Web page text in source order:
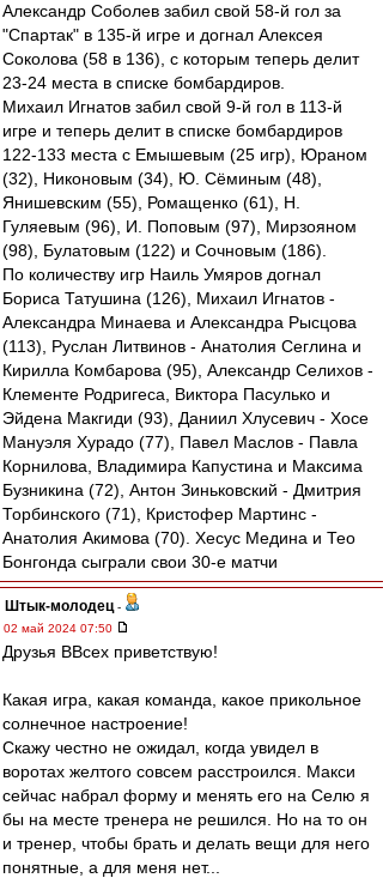
Александр Соболев забил свой 58-й гол за
"Спартак" в 135-й игре и догнал Алексея
Соколова (58 в 136), с которым теперь делит
23-24 места в списке бомбардиров.
Михаил Игнатов забил свой 9-й гол в 113-й
игре и теперь делит в списке бомбардиров
122-133 места с Емышевым (25 игр), Юраном
(32), Никоновым (34), Ю. Сёминым (48),
Янишевским (55), Ромащенко (61), Н.
Гуляевым (96), И. Поповым (97), Мирзояном
(98), Булатовым (122) и Сочновым (186).
По количеству игр Наиль Умяров догнал
Бориса Татушина (126), Михаил Игнатов -
Александра Минаева и Александра Рысцова
(113), Руслан Литвинов - Анатолия Сеглина и
Кирилла Комбарова (95), Александр Селихов -
Клементе Родригеса, Виктора Пасулько и
Эйдена Макгиди (93), Даниил Хлусевич - Хосе
Мануэля Хурадо (77), Павел Маслов - Павла
Корнилова, Владимира Капустина и Максима
Бузникина (72), Антон Зиньковский - Дмитрия
Торбинского (71), Кристофер Мартинс -
Анатолия Акимова (70). Хесус Медина и Тео
Бонгонда сыграли свои 30-е матчи
Штык-молодец -
02 май 2024 07:50
Друзья ВВсех приветствую!
Какая игра, какая команда, какое прикольное
солнечное настроение!
Скажу честно не ожидал, когда увидел в
воротах желтого совсем расстроился. Макси
сейчас набрал форму и менять его на Селю я
бы на месте тренера не решился. Но на то он
и тренер, чтобы брать и делать вещи для него
понятные, а для меня нет...